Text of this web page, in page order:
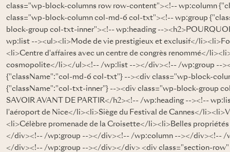
class="wp-block-columns row row-content"><!-- wp:column
class="wp-block-column col-md-6 col-txt"><!-- wp:group
block-group col-txt-inner"><!-- wp:heading --
wp:list --><ul><li>Mode de vie prestigieux et exclusif</
<li>Centre d'affaires avec un centre de congrès renommé</
cosmopolite</li></ul><!-- /wp:list --></div><!-- /wp:group --
{"className":"col-md-6 col-txt"} --><div class="wp-block-
{"className":"col-txt-inner"} --><div class="wp-block-group
SAVOIR AVANT DE PARTIR</h2><!-- /wp:heading --><!--
l'aéroport de Nice</li><li>Siège du Festival de Cannes</
<li>Célèbre promenade de la Croisette</li><li>Belles
</div><!-- /wp:group --></div><!-- /wp:column --></div><!-- /
</div><!-- /wp:group --></div></div> <div class="section-